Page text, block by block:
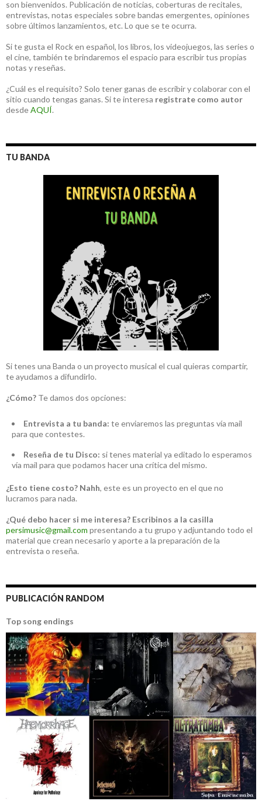
son bienvenidos. Publicación de noticias, coberturas de recitales,
entrevistas, notas especiales sobre bandas emergentes, opiniones
sobre últimos lanzamientos, etc. Lo que se te ocurra.
Si te gusta el Rock en español, los libros, los videojuegos, las series o
el cine, también te brindaremos el espacio para escribir tus propias
notas y reseñas.
¿Cuál es el requisito? Solo tener ganas de escribir y colaborar con el
sitio cuando tengas ganas. Si te interesa registrate como autor
desdeAQUÍ.
TU BANDA
Si tenes una Banda o un proyecto musical el cual quieras compartir,
te ayudamos a difundirlo.
¿Cómo? Te damos dos opciones:
Entrevista a tu banda: te enviaremos las preguntas vía mail
para que contestes.
Reseña de tu Disco: si tenes material ya editado lo esperamos
vía mail para que podamos hacer una crítica del mismo.
¿Esto tiene costo? Nahh, este es un proyecto en el que no
lucramos para nada.
¿Qué debo hacer si me interesa? Escribinos a la casilla
persimusic@gmail.com presentando a tu grupo y adjuntando todo el
material que crean necesario y aporte a la preparación de la
entrevista o reseña.
PUBLICACIÓN RANDOM
Top song endings